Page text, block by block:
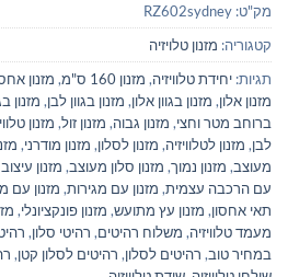
מק"ט: RZ602sydney
קטגוריה: מזנון טלויזיה
תגיות: יחידת טלוויזיה, מזנון 160 ס"מ , מזנון
מזנון אלון, מזנון בגוון אלון, מזנון בגוון לבן, מזנון
ברוחב מטר וחצי, מזנון גבוה, מזנון זול, מזנון
לבן, מזנון לטלוויזיה, מזנון לסלון, מזנון מודרני,
מעוצב, מזנון נמוך, מזנון סלון מעוצב, מזנון
עם הרכבה עצמית, מזנון עם מגירות, מזנון עם
תאי אחסון, מזנון עץ מתועש, מזנון פונקציונלי,
מעמד טלוויזיה, משלוח רהיטים, רהיטי סלון,
במחיר טוב, רהיטים לסלון, רהיטים לסלון קטן,